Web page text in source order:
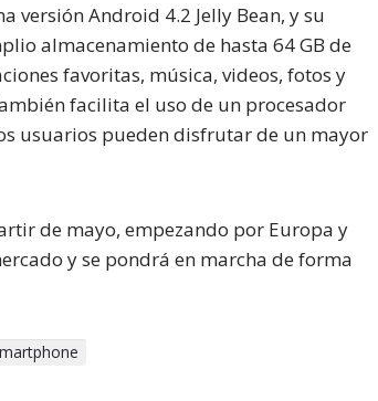
versión Android 4.2 Jelly Bean, y su
almacenamiento de hasta 64 GB de
favoritas, música, videos, fotos y
facilita el uso de un procesador
usuarios pueden disfrutar de un mayor
de mayo, empezando por Europa y
y se pondrá en marcha de forma